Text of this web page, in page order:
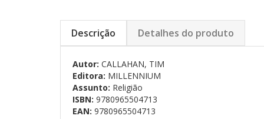
Descrição Detalhes do produto
Autor: CALLAHAN, TIM
Editora: MILLENNIUM
Assunto: Religião
ISBN: 9780965504713
EAN: 9780965504713